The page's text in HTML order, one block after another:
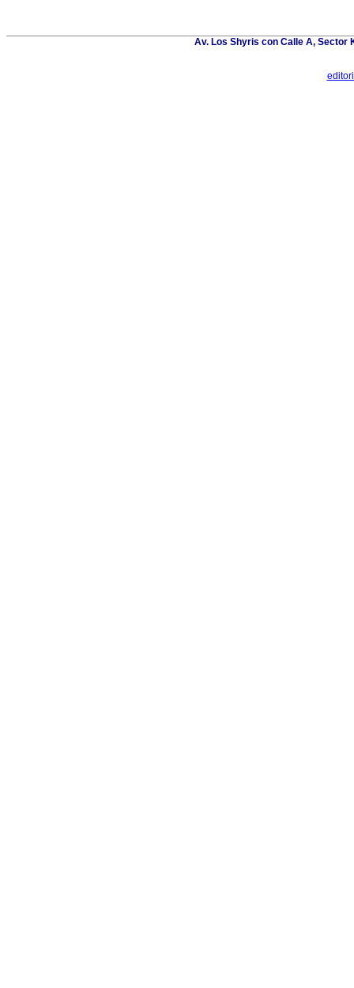
Av. Los Shyris con Calle A, Sector